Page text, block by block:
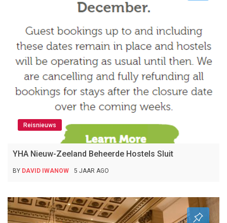
Reisnieuws
YHA Nieuw-Zeeland Beheerde Hostels Sluit
BY DAVID IWANOW 5 JAAR AGO